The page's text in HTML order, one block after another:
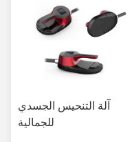
آلة التنحيس الجسدي
للجمالية